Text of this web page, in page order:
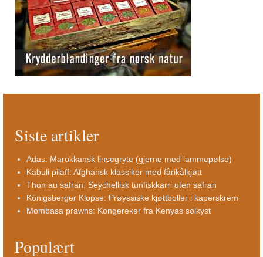
Siste artikler
Adas: Marokkansk linsegryte (gjerne med lammepølse)
Kabuli pilaff: Afghansk klassiker med fårikålkjøtt
Thon au safran: Seychellisk tunfiskkarri uten safran
Königsberger Klopse: Prøyssiske kjøttboller i kaperskrem
Mombasa prawns: Kongereker fra Kenyas solkyst
Populært